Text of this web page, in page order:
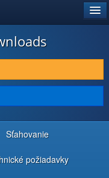
Sťahovanie
požiadavky